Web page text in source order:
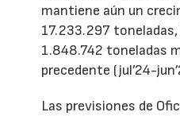
mantiene aún un
17.233.297 toneladas,
1.848.742 toneladas
precedente (jul’24-
Las previsiones de